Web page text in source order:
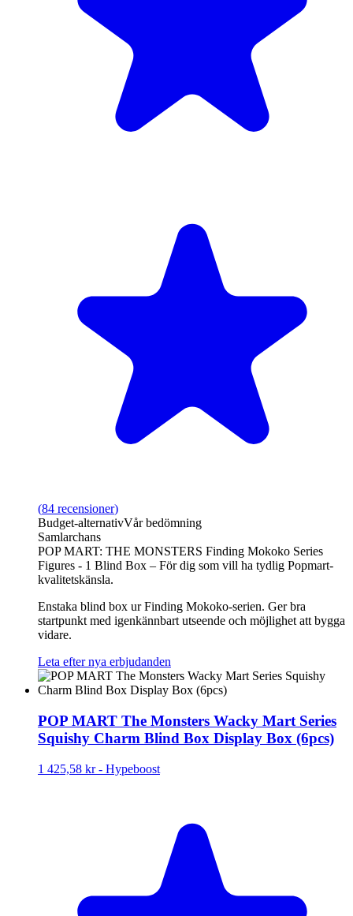
(84 recensioner)
Budget‑alternativVår bedömning
Samlarchans
POP MART: THE MONSTERS Finding Mokoko Series
Figures - 1 Blind Box – För dig som vill ha tydlig Popmart-
kvalitetskänsla.
Enstaka blind box ur Finding Mokoko-serien. Ger bra
startpunkt med igenkännbart utseende och möjlighet att bygga
vidare.
Leta efter nya erbjudanden
POP MART The Monsters Wacky Mart Series
Squishy Charm Blind Box Display Box (6pcs)
1 425,58 kr- Hypeboost